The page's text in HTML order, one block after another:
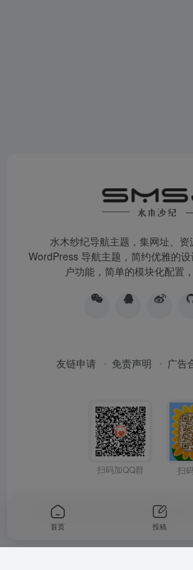
水木纱纪导航主题，集网址、
WordPress 导航主题，简约优雅的
户功能，简单的模块化配置
友链申请 免责声明 广告
扫码加QQ群 扫
Copyright © 2026 OneNav
首页 投稿